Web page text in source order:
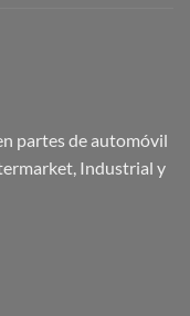
partes de automóvil
Industrial y